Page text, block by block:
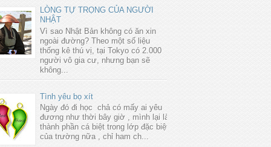
LÒNG TỰ TRỌNG CỦA NGƯỜI
NHẬT
Vì sao Nhật Bản không có ăn xin
ngoài đường? Theo một số liệu
thống kê thú vị, tại Tokyo có 2.000
người vô gia cư, nhưng bạn sẽ
không...
Tình yêu bọ xít
Ngày đó đi học chả có mấy ai yêu
đương như thời bây giờ , mình lại là
thành phần cá biệt trong lớp đặc biệt
của trường nữa , chỉ ham ch...